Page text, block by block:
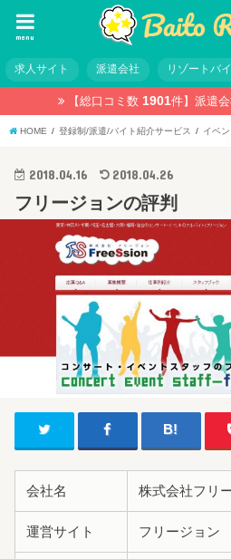
menu
求人サイト 派遣会社 リゾートバ
【総口コミ数 1901件】派遣
HOME 登録制/派遣/バイト紹介サービス イベ
2018.04.16 2018.04.26
フリージョンの評判
会社名 株式会社フリ
運営サイト フリージョン